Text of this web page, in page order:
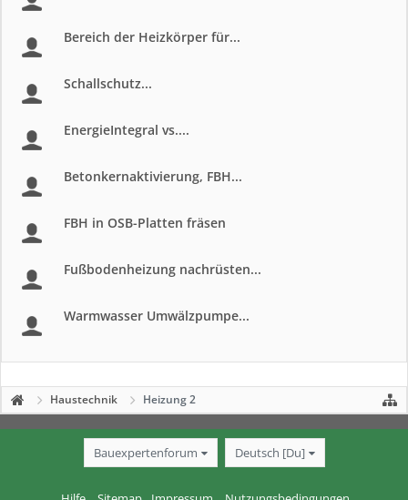
Bereich der Heizkörper für...
Schallschutz...
EnergieIntegral vs....
Betonkernaktivierung, FBH...
FBH in OSB-Platten fräsen
Fußbodenheizung nachrüsten...
Warmwasser Umwälzpumpe...
Haustechnik Heizung 2
Bauexpertenforum Deutsch [Du]